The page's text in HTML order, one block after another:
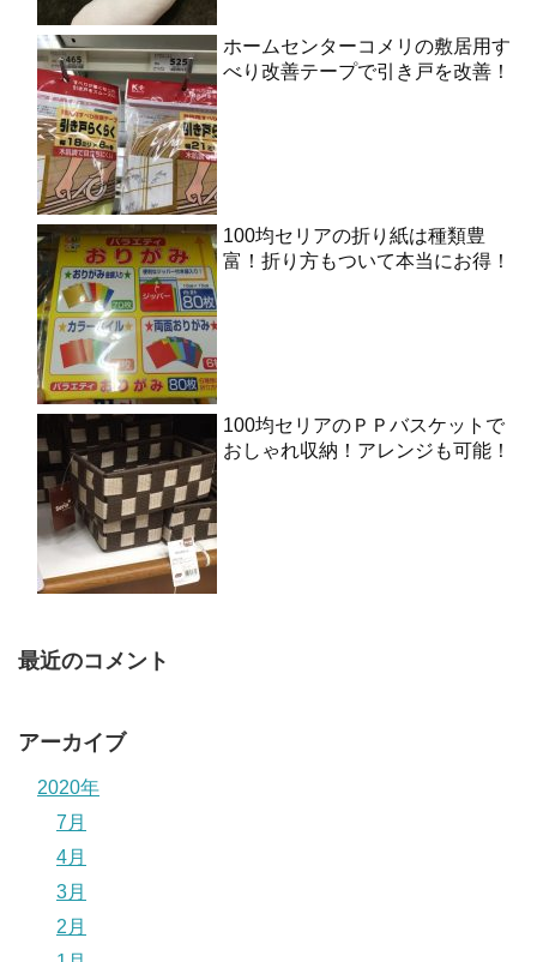
ホームセンターコメリの敷居用す
べり改善テープで引き戸を改善！
100均セリアの折り紙は種類豊
富！折り方もついて本当にお得！
100均セリアのＰＰバスケットで
おしゃれ収納！アレンジも可能！
最近のコメント
アーカイブ
2020年
7月
4月
3月
2月